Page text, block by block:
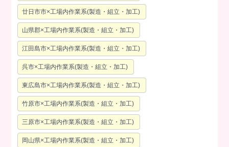
廿日市市×工場内作業系(製造・組立・加工)
山県郡×工場内作業系(製造・組立・加工)
江田島市×工場内作業系(製造・組立・加工)
呉市×工場内作業系(製造・組立・加工)
東広島市×工場内作業系(製造・組立・加工)
竹原市×工場内作業系(製造・組立・加工)
三原市×工場内作業系(製造・組立・加工)
岡山県×工場内作業系(製造・組立・加工)